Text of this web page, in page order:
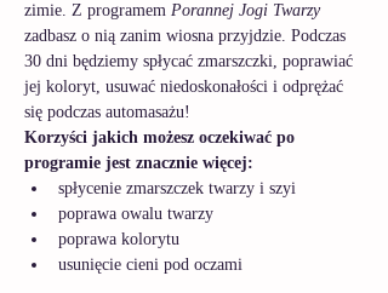
zimie. Z programem Porannej Jogi Twarzy
zadbasz o nią zanim wiosna przyjdzie. Podczas
30 dni będziemy spłycać zmarszczki, poprawiać
jej koloryt, usuwać niedoskonałości i odprężać
się podczas automasażu!
Korzyści jakich możesz oczekiwać po
programie jest znacznie więcej:
spłycenie zmarszczek twarzy i szyi
poprawa owalu twarzy
poprawa kolorytu
usunięcie cieni pod oczami